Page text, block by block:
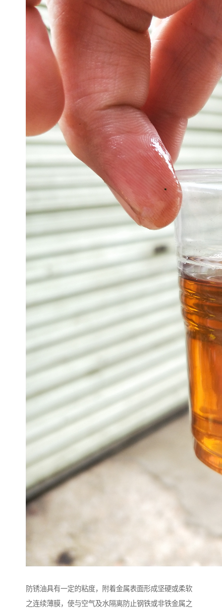
防锈油具有一定的粘度，附着金属表面形成坚硬或柔软
之连续薄膜，使与空气及水隔离防止钢铁或非铁金属之